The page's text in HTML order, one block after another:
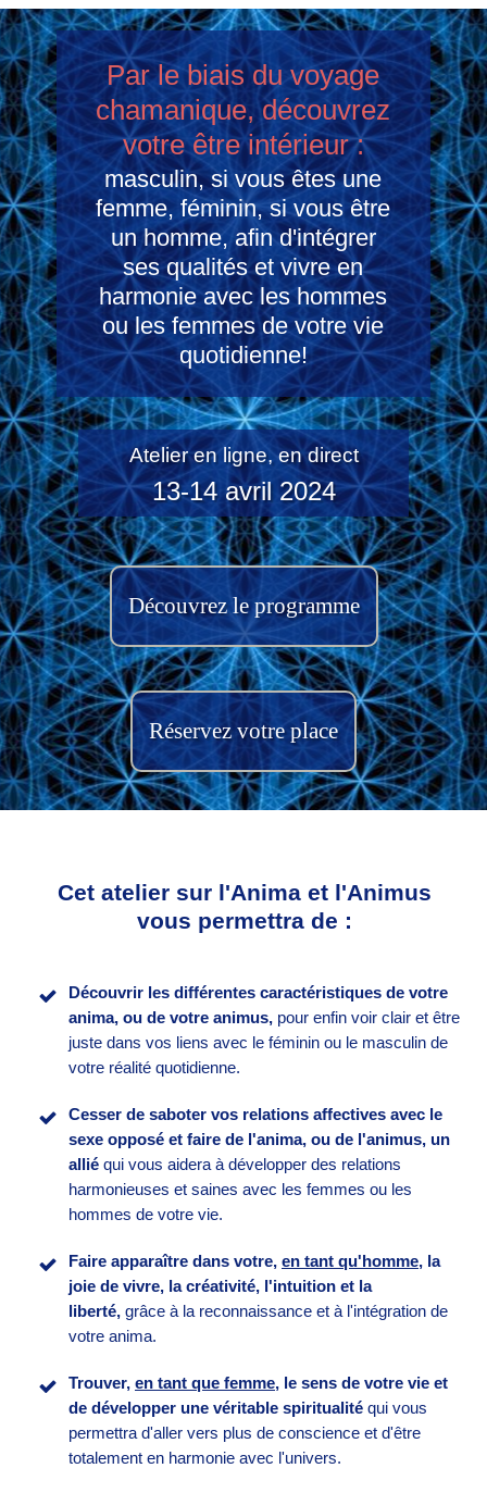
Par le biais du voyage
chamanique, découvrez
votre être intérieur :
masculin, si vous êtes une
femme, féminin, si vous être
un homme, afin d'intégrer
ses qualités et vivre en
harmonie avec les hommes
ou les femmes de votre vie
quotidienne!
Atelier en ligne, en direct
13-14 avril 2024
Découvrez le programme
Réservez votre place
Cet atelier sur l'Anima et l'Animus
vous permettra de :
Découvrir les différentes caractéristiques de votre
anima, ou de votre animus, pour enfin voir clair et être
juste dans vos liens avec le féminin ou le masculin de
votre réalité quotidienne.
Cesser de saboter vos relations affectives avec le
sexe opposé et faire de l'anima, ou de l'animus, un
allié qui vous aidera à développer des relations
harmonieuses et saines avec les femmes ou les
hommes de votre vie.
Faire apparaître dans votre, en tant qu'homme, la
joie de vivre, la créativité, l'intuition et la
liberté, grâce à la reconnaissance et à l'intégration de
votre anima.
Trouver, en tant que femme, le sens de votre vie et
de développer une véritable spiritualité qui vous
permettra d'aller vers plus de conscience et d'être
totalement en harmonie avec l'univers.